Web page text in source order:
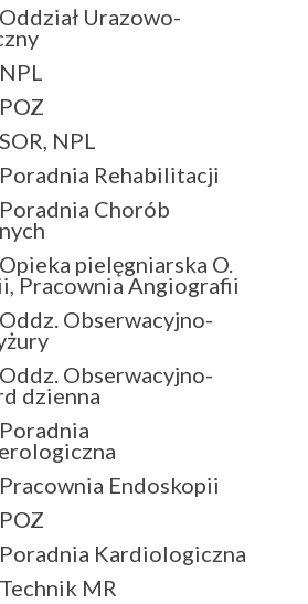
Urazowo-
NPL
Rehabilitacji
Chorób
pielęgniarska O.
Pracownia Angiografii
Obserwacyjno-
Obserwacyjno-
dzienna
Endoskopii
Kardiologiczna
MR